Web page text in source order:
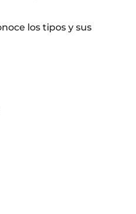
los tipos y sus